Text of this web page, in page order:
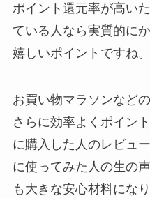
ポイント還元率が高い
ている人なら実質的に
嬉しいポイントですね。
お買い物マラソンなど
さらに効率よくポイン
に購入した人のレビュ
に使ってみた人の生の
も大きな安心材料になり